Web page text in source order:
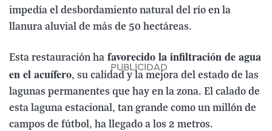
impedía el desbordamiento natural del río en la
llanura aluvial de más de 50 hectáreas.
Esta restauración ha favorecido la infiltración de agua
en el acuífero, su calidad y la mejora del estado de las
lagunas permanentes que hay en la zona. El calado de
esta laguna estacional, tan grande como un millón de
campos de fútbol, ha llegado a los 2 metros.